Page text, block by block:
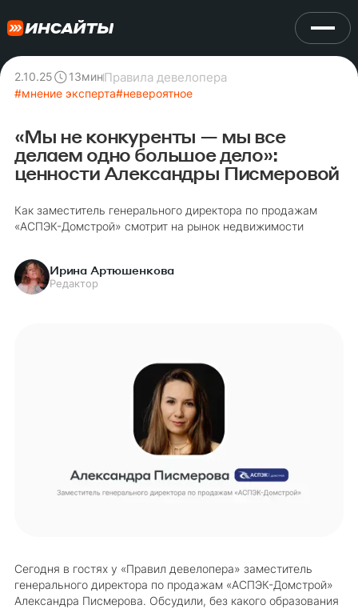
2.10.25 13минПравила девелопера
#мнение эксперта#невероятное
«Мы не конкуренты — мы все
делаем одно большое дело»:
ценности Александры Писмеровой
Как заместитель генерального директора по продажам
«АСПЭК-Домстрой» смотрит на рынок недвижимости
Ирина Артюшенкова
Редактор
Сегодня в гостях у «Правил девелопера» заместитель
генерального директора по продажам «АСПЭК-Домстрой»
Александра Писмерова. Обсудили, без какого образования